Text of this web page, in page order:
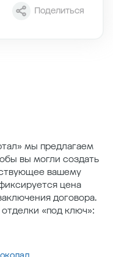
2
Поделиться
мы предлагаем
вы могли создать
вашему
цена
договора.
«под ключ»: